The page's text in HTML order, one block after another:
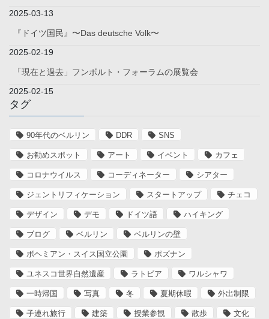
2025-03-13
『ドイツ国民』〜Das deutsche Volk〜
2025-02-19
「現在と過去」フンボルト・フォーラムの展覧会
2025-02-15
タグ
90年代のベルリン DDR SNS
お勧めスポット アート イベント カフェ
コロナウイルス コーディネーター シアター
ジェントリフィケーション スタートアップ チェコ
デザイン デモ ドイツ語 ハイキング
ブログ ベルリン ベルリンの壁
ボヘミアン・スイス国立公園 ポズナン
ユネスコ世界自然遺産 ラトビア ワルシャワ
一時帰国 写真 冬 夏期休暇 外出制限
子連れ旅行 建築 授業参観 散歩 文化